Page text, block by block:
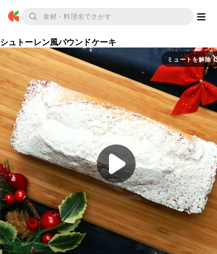
シュトーレン風パウンドケーキ
ミュートを解除